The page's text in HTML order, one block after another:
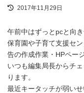
最
新
日
:
2017年11月29日
午前中はずっとpcと向き
保育園や子育て支援セ
告の作成作業・HPペー
いつも編集局長からチ
ります。
最近キータッチが弱い